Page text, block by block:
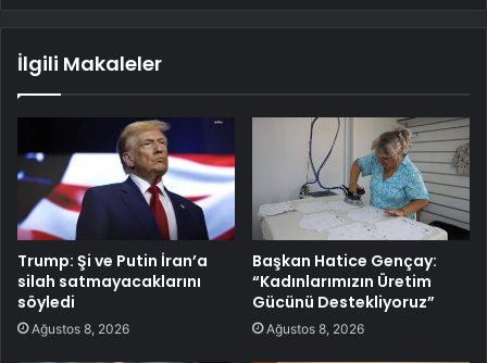
İlgili Makaleler
Trump: Şi ve Putin İran’a
silah satmayacaklarını
söyledi
Ağustos 8, 2026
Başkan Hatice Gençay:
“Kadınlarımızın Üretim
Gücünü Destekliyoruz”
Ağustos 8, 2026